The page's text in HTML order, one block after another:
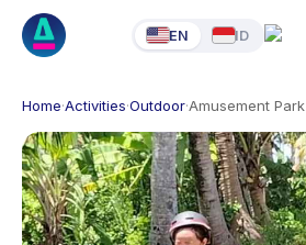
EN ID
Home·Activities·Outdoor·Amusement Park